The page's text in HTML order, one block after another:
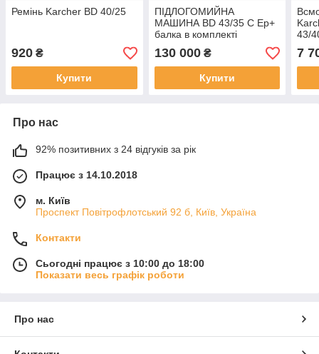
Ремінь Karcher BD 40/25
920 ₴
Купити
ПІДЛОГОМИЙНА
МАШИНА BD 43/35 C Ep+
балка в комплекті
130 000₴
Купити
43/
7
Про нас
92% позитивних з 24 відгуків за рік
Працює з 14.10.2018
м. Київ
Проспект Повітрофлотський 92 б, Київ, Україна
Контакти
Сьогодні працює з 10:00 до 18:00
Показати весь графік роботи
Про нас